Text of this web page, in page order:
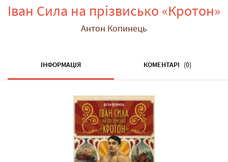
Іван Сила на прізвисько «Кротон»
Антон Копинець
ІНФОРМАЦІЯ КОМЕНТАРІ (0)